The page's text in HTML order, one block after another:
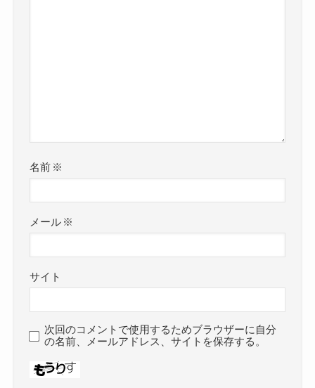
名前※
メール※
サイト
次回のコメントで使用するためブラウザーに自分
の名前、メールアドレス、サイトを保存する。